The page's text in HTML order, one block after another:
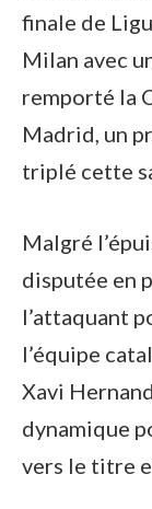
finale de
Milan avec
remporté la
Madrid, un
triplé cette
Malgré
disputée en
l’attaquant
l’équipe
Xavi
dynamique
vers le titre